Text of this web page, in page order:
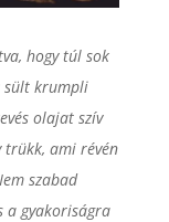
hogy túl sok
sült krumpli
olajat szív
trükk, ami révén
szabad
a gyakoriságra